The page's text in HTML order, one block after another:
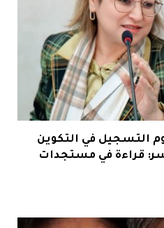
التسجيل في التكوين
قراءة في مستجدات